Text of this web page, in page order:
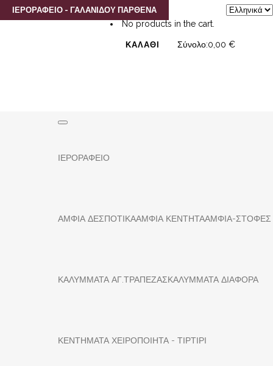
ΙΕΡΟΡΑΦΕΙΟ - ΓΑΛΑΝΙΔΟΥ ΠΑΡΘΕΝΑ Επιλέξτε
γλώσσα
0
No products in the cart.
ΚΑΛΆΘΙ Σύνολο:0,00 €
ΙΕΡΟΡΑΦΕΙΟ
ΑΜΦΙΑ ΔΕΣΠΟΤΙΚΑΑΜΦΙΑ ΚΕΝΤΗΤΑΑΜΦΙΑ-ΣΤΟΦΕΣ
ΚΑΛΥΜΜΑΤΑ ΑΓ.ΤΡΑΠΕΖΑΣΚΑΛΥΜΜΑΤΑ ΔΙΑΦΟΡΑ
ΚΕΝΤΗΜΑΤΑ ΧΕΙΡΟΠΟΙΗΤΑ - ΤΙΡΤΙΡΙ